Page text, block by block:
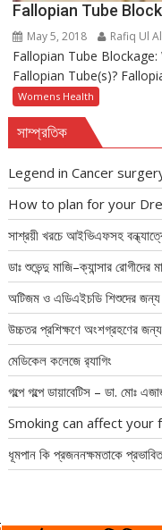
Fallopian Tube
May 5, 2018 Rafiq Ul
Fallopian Tube
Fallopian Tube(s)?
Womens Health
সাম্প্রতিক
Legend in Cancer
How to plan for your
সাশ্রয়ী খরচে আইভিএফসহ
ডাঃ শুভেন্দু মাজি–ক্যান্সার
অটিজম ও এডিএইচডি শিশুদের জন্য
উচ্চতর প্রশিক্ষণে অংশগ্রহণের
মেডিকেল কলেজে র‍্যাগিং
গল্পে গল্পে ডায়াবেটিস – ডা. মোঃ
Smoking can affect your
ধূমপান কি প্রজননক্ষমতাকে